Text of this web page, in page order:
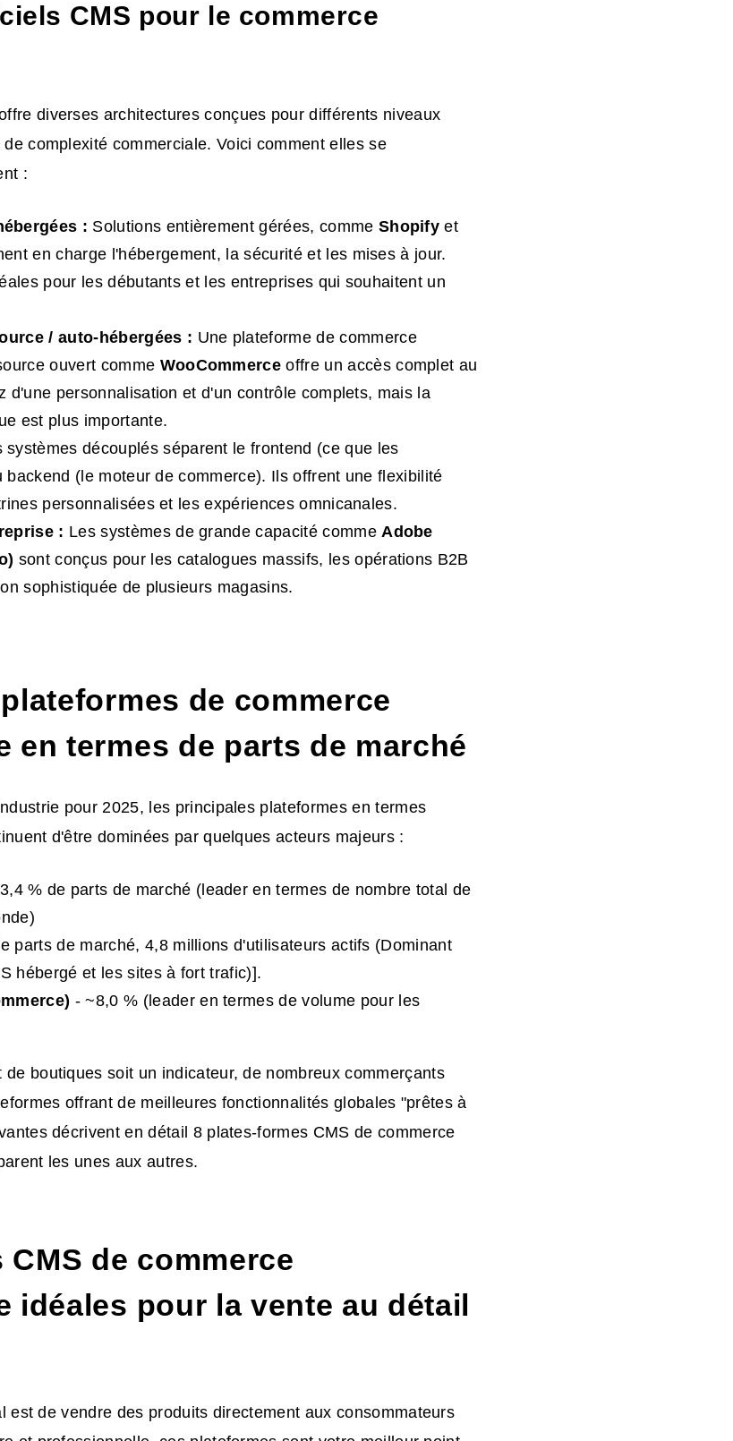
CMS pour le commerce
diverses architectures conçues pour différents niveaux
complexité commerciale. Voici comment elles se
:
: Solutions entièrement gérées, comme Shopify et
en charge l'hébergement, la sécurité et les mises à jour.
pour les débutants et les entreprises qui souhaitent un
/ auto-hébergées : Une plateforme de commerce
ouvert comme WooCommerce offre un accès complet au
d'une personnalisation et d'un contrôle complets, mais la
est plus importante.
systèmes découplés séparent le frontend (ce que les
backend (le moteur de commerce). Ils offrent une flexibilité
personnalisées et les expériences omnicanales.
: Les systèmes de grande capacité commeAdobe
sont conçus pour les catalogues massifs, les opérations B2B
sophistiquée de plusieurs magasins.
de commerce
en termes de parts de marché
pour 2025, les principales plateformes en termes
d'être dominées par quelques acteurs majeurs :
% de parts de marché (leader en termes de nombre total de
parts de marché, 4,8 millions d'utilisateurs actifs (Dominant
hébergé et les sites à fort trafic)].
- ~8,0 % (leader en termes de volume pour les
boutiques soit un indicateur, de nombreux commerçants
offrant de meilleures fonctionnalités globales "prêtes à
décrivent en détail 8 plates-formes CMS de commerce
les unes aux autres.
CMS de commerce
idéales pour la vente au détail
est de vendre des produits directement aux consommateurs